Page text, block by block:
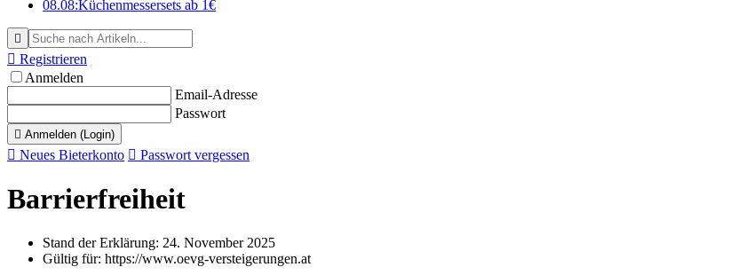
08.08:Küchenmessersets ab 1€

 Registrieren
Anmelden
Email-Adresse
Passwort
 Anmelden (Login)
 Neues Bieterkonto  Passwort vergessen
Barrierfreiheit
Stand der Erklärung: 24. November 2025
Gültig für: https://www.oevg-versteigerungen.at